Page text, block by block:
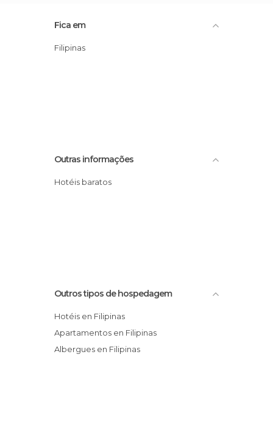
Fica em
Filipinas
Outras informações
Hotéis baratos
Outros tipos de hospedagem
Hotéis en Filipinas
Apartamentos en Filipinas
Albergues en Filipinas